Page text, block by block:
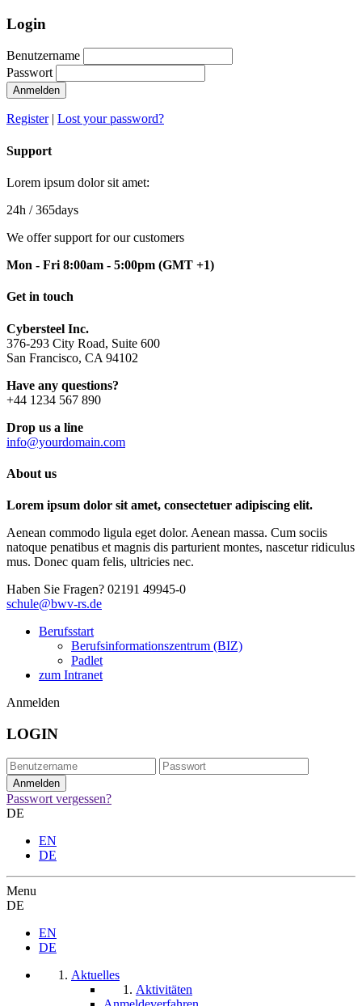
Login
Benutzername
Passwort
Anmelden
Register| Lost your password?
Support
Lorem ipsum dolor sit amet:
24h / 365days
We offer support for our customers
Mon - Fri 8:00am - 5:00pm (GMT +1)
Get in touch
Cybersteel Inc.
376-293 City Road, Suite 600
San Francisco, CA 94102
Have any questions?
+44 1234 567 890
Drop us a line
info@yourdomain.com
About us
Lorem ipsum dolor sit amet, consectetuer adipiscing elit.
Aenean commodo ligula eget dolor. Aenean massa. Cum sociis
natoque penatibus et magnis dis parturient montes, nascetur ridiculus
mus. Donec quam felis, ultricies nec.
Haben Sie Fragen? 02191 49945-0
schule@bwv-rs.de
Berufsstart
Berufsinformationszentrum (BIZ)
Padlet
zum Intranet
Anmelden
LOGIN
Passwort vergessen?
DE
EN
DE
Menu
DE
EN
DE
Aktuelles
Aktivitäten